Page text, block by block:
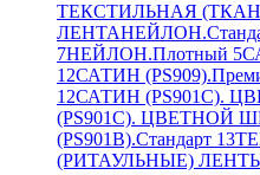
ТЕКСТИЛЬНАЯ
ЛЕНТА
7НЕЙЛОН.Плотный 5
12САТИН
12САТИН (PS901C).
(PS901C). ЦВЕТНОЙ
(PS901B).Стандарт 13
(РИТАУЛЬНЫЕ)